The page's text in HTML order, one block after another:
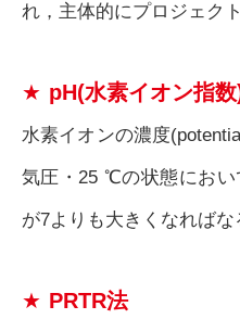
れ，主体的にプロジェク
pH(水素イオン指数
水素イオンの濃度
気圧・25 ℃の状態におい
が7よりも大きくなればな
PRTR法